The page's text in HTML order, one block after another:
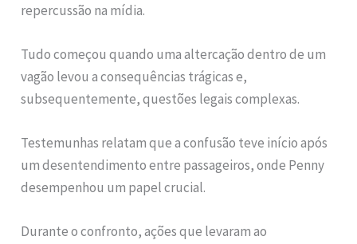
repercussão na mídia.
Tudo começou quando uma altercação dentro de um
vagão levou a consequências trágicas e,
subsequentemente, questões legais complexas.
Testemunhas relatam que a confusão teve início após
um desentendimento entre passageiros, onde Penny
desempenhou um papel crucial.
Durante o confronto, ações que levaram ao